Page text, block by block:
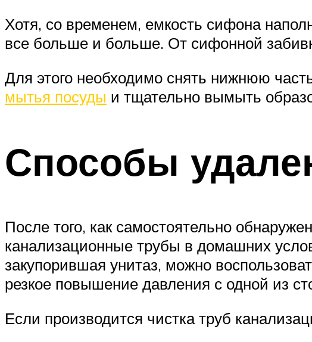
Хотя, со временем, емкость сифона
все больше и больше. От сифонной
Для этого необходимо снять нижнюю
мытья посуды и тщательно вымыть
Способы
После того, как самостоятельно
канализационные трубы в домашних
закупорившая унитаз, можно
резкое повышение давления с одной из
Если производится чистка труб